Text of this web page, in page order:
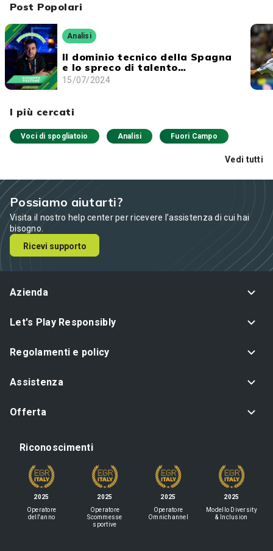
Post Popolari
Analisi
Il dominio tecnico della Spagna
e lo spreco di talento
dell'Inghilterra
15/07/2024
I più cercati
Voci di spogliatoio Analisi Fuori Campo
Vedi tutti
Possiamo aiutarti?
Visita il nostro help center per ricevere l’assistenza di cui hai
bisogno.
Ricevi supporto
Azienda
Let's Play Responsibly
Regolamenti e policy
Assistenza
Offerta
Riconoscimenti
2025
Operatore
dell'anno
2025
Operatore
Scommesse
sportive
2025
Operatore
Omnichannel
2025
Modello Diversity
& Inclusion